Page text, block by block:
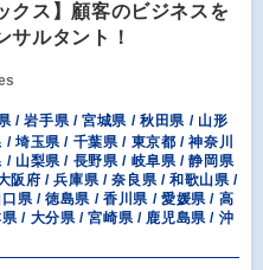
クス】顧客のビジネスを
サルタント！
/ 岩手県 / 宮城県 / 秋田県 / 山形
埼玉県 / 千葉県 / 東京都 / 神奈川
山梨県 / 長野県 / 岐阜県 / 静岡県
阪府 / 兵庫県 / 奈良県 / 和歌山県 /
県 / 徳島県 / 香川県 / 愛媛県 / 高
/ 大分県 / 宮崎県 / 鹿児島県 / 沖